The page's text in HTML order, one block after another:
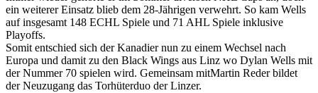
ein weiterer Einsatz blieb dem 28-Jährigen verwehrt. So kam Wells
auf insgesamt 148 ECHL Spiele und 71 AHL Spiele inklusive
Playoffs.
Somit entschied sich der Kanadier nun zu einem Wechsel nach
Europa und damit zu den Black Wings aus Linz wo Dylan Wells mit
der Nummer 70 spielen wird. Gemeinsam mitMartin Reder bildet
der Neuzugang das Torhüterduo der Linzer.